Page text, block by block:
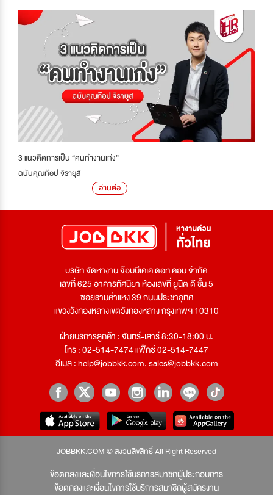
3 แนวคิดการเป็น “คนทำงานเก่ง”
ฉบับคุณท๊อป จิรายุส
อ่านต่อ
บริษัท จัดหางาน จ๊อบบีเคเค ดอท คอม จำกัด
เลขที่ 625 อาคารทัศนียา ห้องเลขที่ ยูนิต ดี ชั้น 5
ซอยรามคำแหง 39 ถนนประชาอุทิศ
แขวงวังทองหลางเขตวังทองหลาง กรุงเทพฯ 10310
ฝ่ายบริการลูกค้า : จันทร์-เสาร์ 8:30-18:00 น.
โทร : 02-514-7474 แฟ็กซ์ 02-514-7447
อีเมล :help@jobbkk.com,sales@jobbkk.com
JOBBKK.COM © สงวนลิขสิทธิ์ All Right Reserved
ข้อตกลงและเงื่อนไขการใช้บริการสมาชิกผู้ประกอบการ
ข้อตกลงและเงื่อนไขการใช้บริการสมาชิกผู้สมัครงาน